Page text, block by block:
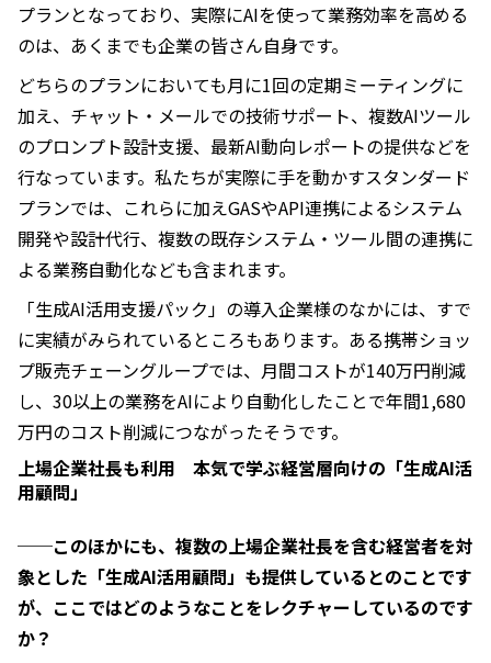
プランとなっており、実際にAIを使って業務効率を高める
のは、あくまでも企業の皆さん自身です。
どちらのプランにおいても月に1回の定期ミーティングに
加え、チャット・メールでの技術サポート、複数AIツール
のプロンプト設計支援、最新AI動向レポートの提供などを
行なっています。私たちが実際に手を動かすスタンダード
プランでは、これらに加えGASやAPI連携によるシステム
開発や設計代行、複数の既存システム・ツール間の連携に
よる業務自動化なども含まれます。
「生成AI活用支援パック」の導入企業様のなかには、すで
に実績がみられているところもあります。ある携帯ショッ
プ販売チェーングループでは、月間コストが140万円削減
し、30以上の業務をAIにより自動化したことで年間1,680
万円のコスト削減につながったそうです。
上場企業社長も利用 本気で学ぶ経営層向けの「生成AI活
用顧問」
──このほかにも、複数の上場企業社長を含む経営者を対
象とした「生成AI活用顧問」も提供しているとのことです
が、ここではどのようなことをレクチャーしているのです
か？